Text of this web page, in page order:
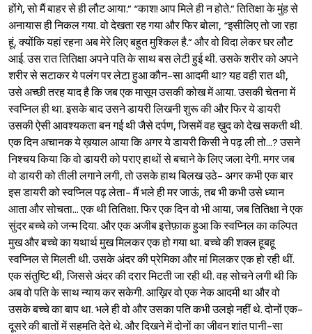
Sign in
होंगे, सो मैं बाहर से ही लौट आया.” “काश! आप मिले ही न होते.” तितिक्षा के मुंह से
अनायास ही निकल गया. वो देखता रह गया और फिर बोला, “इसीलिए तो जा रहा
हूं, क्योंकि यहां रहना अब मेरे लिए बहुत मुश्किल है.” और वो विदा लेकर घर लौट
आई. उस रात तितिक्षा अपने पति के साथ बस लेटी हुई थी. उसके शरीर को अपने
शरीर से सटाकर ये पलंग पर लेटा हुआ कौन-सा आदमी था? यह वही रात थी,
उसे अच्छी तरह याद है कि जब एक मासूम उसकी कोख में आया. उसकी चेतना में
स्वप्निल ही था. इसके बाद उसने डायरी लिखनी शुरू की और फिर ये डायरी
उसकी ऐसी आवश्यकता बन गई थी जैसे दर्पण, जिसमें वह ख़ुद को देख सकती थी.
एक दिन अचानक ये ख़याल आया कि अगर ये डायरी किसी ने पढ़ ली तो...? उसने
निश्‍चय किया कि वो डायरी को पराए हाथों से बचाने के लिए जला देगी. मगर जब
वो डायरी को तीली लगाने लगी, तो उसके हाथ बिलख उठे- अगर कभी एक बार
इस डायरी को स्वप्निल पढ़ लेता- मैं भले ही मर जाऊं, तब भी कभी उसे ध्यान
आता और सोचता... एक थी तितिक्षा. फिर एक दिन वो भी आया, जब तितिक्षा ने एक
सुंदर बच्चे को जन्म दिया. और एक अजीब इत्तेफ़ाक हुआ कि स्वप्निल का कल्पित
मुख और बच्चे का यथार्थ मुख मिलकर एक हो गया था. बच्चे की शक्ल हूबहू
स्वप्निल से मिलती थी. उसके अंदर की प्रेमिका और मां मिलकर एक हो रही थीं.
एक संतुष्टि थी, जिससे अंदर की दरार मिटती जा रही थी. वह सोचने लगी थी कि
अब वो पति के साथ न्याय कर सकेगी. आख़िर वो एक नेक आदमी था और वो
उसके बच्चे का बाप था. भले ही वो और उसका पति कभी उलझे नहीं थे. दोनों एक-
दूसरे की बातों में सहमति देते थे. और दिखने में दोनों का जीवन शांत पानी-सा